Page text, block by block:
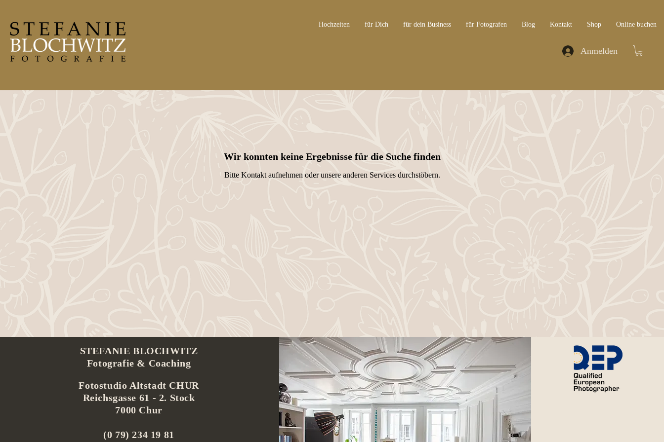
Hochzeiten für Dich für dein Business für Fotografen Blog Kontakt Shop Online buchen
Anmelden
Wir konnten keine Ergebnisse für die Suche finden
Bitte Kontakt aufnehmen oder unsere anderen Services durchstöbern.
STEFANIE BLOCHWITZ
Fotografie & Coaching
Fotostudio Altstadt CHUR
Reichsgasse 61 - 2. Stock
7000 Chur
(0 79) 234 19 81